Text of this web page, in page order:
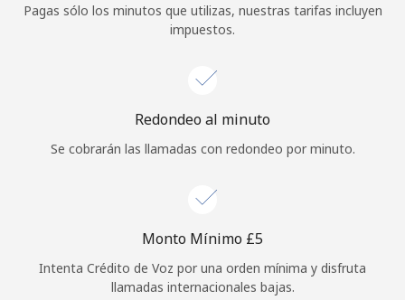
¿Olvidaste tu contraseña? →
Continuar con
Pagas sólo los minutos que utilizas, nuestras tarifas incluyen
impuestos.
Redondeo al minuto
Se cobrarán las llamadas con redondeo por minuto.
Monto Mínimo ⁦£5⁩
Intenta Crédito de Voz por una orden mínima y disfruta
llamadas internacionales bajas.